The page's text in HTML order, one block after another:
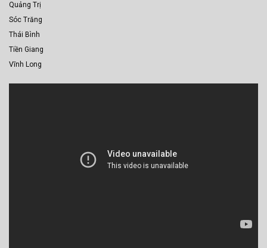
Quảng Trị
Sóc Trăng
Thái Bình
Tiền Giang
Vĩnh Long